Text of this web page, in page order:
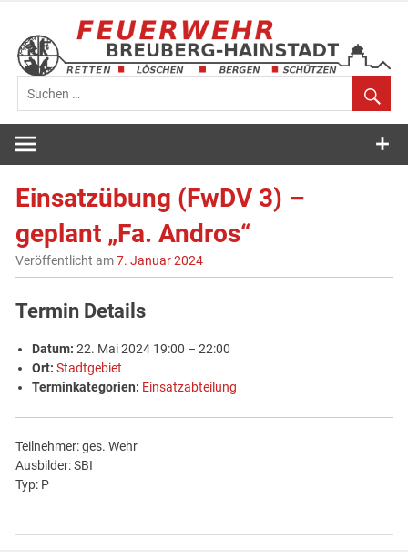
springen
Feuerwehr
Breuberg-
Hainstadt
Einsatzübung (FwDV 3) –
geplant „Fa. Andros“
Veröffentlicht am7. Januar 2024
Termin Details
Datum: 22. Mai 2024 19:00 –22:00
Ort: Stadtgebiet
Terminkategorien: Einsatzabteilung
Teilnehmer: ges. Wehr
Ausbilder: SBI
Typ: P